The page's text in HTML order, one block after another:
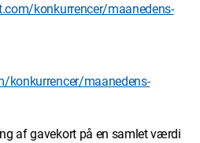
konkurrencer/maanedens-
konkurrencer/maanedens-
af gavekort på en samlet værdi